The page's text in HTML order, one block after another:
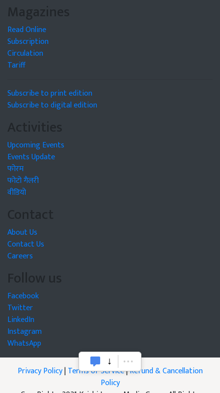
Magazines
Read Online
Subscription
Circulation
Tariff
Subscribe to print edition
Subscribe to digital edition
Activities
Upcoming Events
Events Update
फोरम
फोटो गैलरी
वीडियो
Contact
About Us
Contact Us
Careers
Follow us
Facebook
Twitter
LinkedIn
Instagram
WhatsApp
Privacy Policy|Terms of Service|Refund & Cancellation
Policy